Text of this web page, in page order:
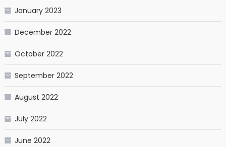
January 2023
December 2022
October 2022
September 2022
August 2022
July 2022
June 2022